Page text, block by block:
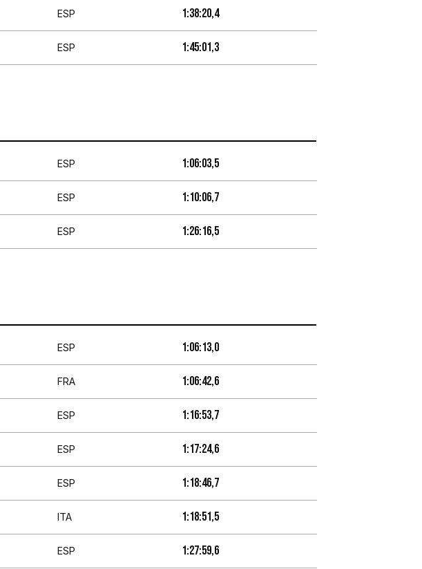
ESP 1:38:20,4
ESP 1:45:01,3
ESP 1:06:03,5
ESP 1:10:06,7
ESP 1:26:16,5
ESP 1:06:13,0
FRA 1:06:42,6
ESP 1:16:53,7
ESP 1:17:24,6
ESP 1:18:46,7
ITA 1:18:51,5
ESP 1:27:59,6